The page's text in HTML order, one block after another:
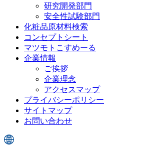
研究開発部門
安全性試験部門
化粧品原材料検索
コンセプトシート
マツモトこすめーる
企業情報
ご挨拶
企業理念
アクセスマップ
プライバシーポリシー
サイトマップ
お問い合わせ